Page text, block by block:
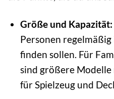
Größe und Kapazität:
Personen
finden sollen. Für
sind größere Modelle
für Spielzeug und